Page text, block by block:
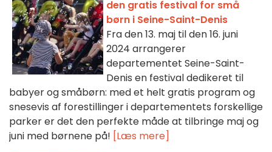
den gratis festival for små
børn i Seine-Saint-Denis
Fra den 13. maj til den 16. juni
2024 arrangerer
departementet Seine-Saint-
Denis en festival dedikeret til
babyer og småbørn: med et helt gratis program og
snesevis af forestillinger i departementets forskellige
parker er det den perfekte måde at tilbringe maj og
juni med børnene på! [Læs mere]